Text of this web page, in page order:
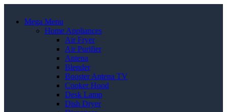
Mega Menu
Home Appliances
Air Fryer
Air Purifier
Antena
Blender
Booster Antena TV
Cooker Hood
Desk Lamp
Dish Dryer